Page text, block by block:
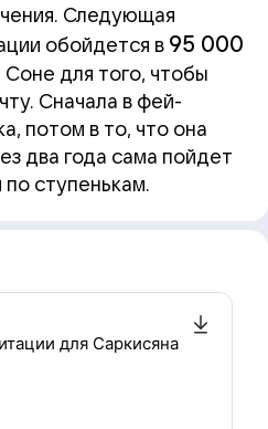
Следующая
обойдется в 95 000
для того, чтобы
Сначала в фей-
потом в то, что она
два года сама пойдет
ступенькам.
для Саркисяна